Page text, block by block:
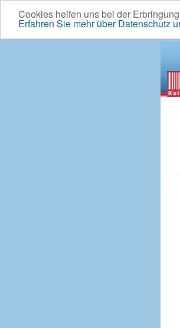
Cookies helfen uns bei der
Erfahren Sie mehr über Datenschutz